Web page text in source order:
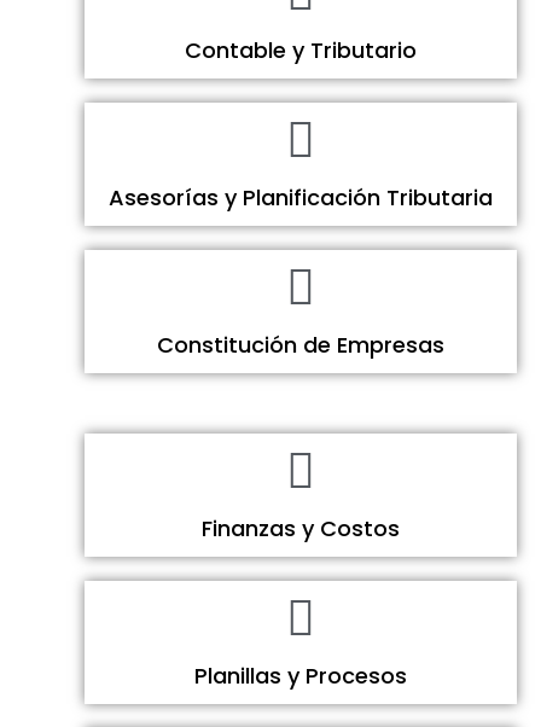
Contable y Tributario
Asesorías y Planificación Tributaria
Constitución de Empresas
Finanzas y Costos
Planillas y Procesos